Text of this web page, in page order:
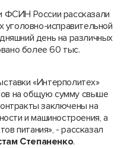
ФСИН России рассказали
исправительной
день на различных
более 60 тыс.
«Интерполитех»
на общую сумму свыше
заключены на
и машиностроения, а
питания», - рассказал
Степаненко.